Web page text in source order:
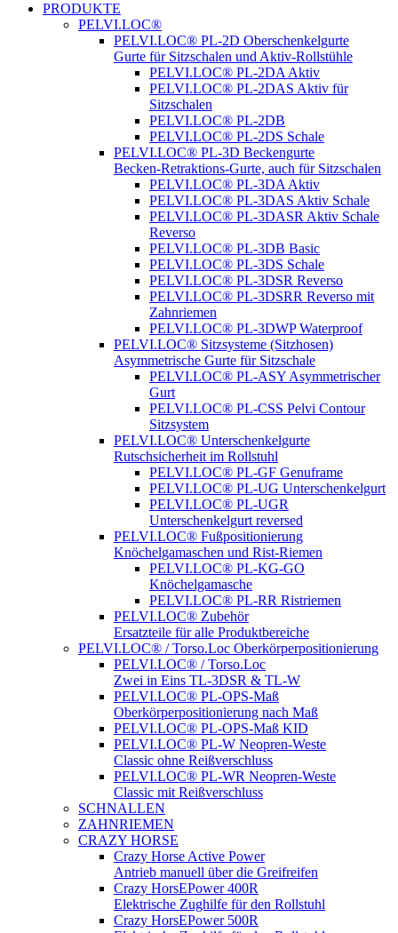
PRODUKTE
PELVI.LOC®
PELVI.LOC® PL-2D Oberschenkelgurte
Gurte für Sitzschalen und Aktiv-Rollstühle
PELVI.LOC® PL-2DA Aktiv
PELVI.LOC® PL-2DAS Aktiv für
Sitzschalen
PELVI.LOC® PL-2DB
PELVI.LOC® PL-2DS Schale
PELVI.LOC® PL-3D Beckengurte
Becken-Retraktions-Gurte, auch für Sitzschalen
PELVI.LOC® PL-3DA Aktiv
PELVI.LOC® PL-3DAS Aktiv Schale
PELVI.LOC® PL-3DASR Aktiv Schale
Reverso
PELVI.LOC® PL-3DB Basic
PELVI.LOC® PL-3DS Schale
PELVI.LOC® PL-3DSR Reverso
PELVI.LOC® PL-3DSRR Reverso mit
Zahnriemen
PELVI.LOC® PL-3DWP Waterproof
PELVI.LOC® Sitzsysteme (Sitzhosen)
Asymmetrische Gurte für Sitzschale
PELVI.LOC® PL-ASY Asymmetrischer
Gurt
PELVI.LOC® PL-CSS Pelvi Contour
Sitzsystem
PELVI.LOC® Unterschenkelgurte
Rutschsicherheit im Rollstuhl
PELVI.LOC® PL-GF Genuframe
PELVI.LOC® PL-UG Unterschenkelgurt
PELVI.LOC® PL-UGR
Unterschenkelgurt reversed
PELVI.LOC® Fußpositionierung
Knöchelgamaschen und Rist-Riemen
PELVI.LOC® PL-KG-GO
Knöchelgamasche
PELVI.LOC® PL-RR Ristriemen
PELVI.LOC® Zubehör
Ersatzteile für alle Produktbereiche
PELVI.LOC® / Torso.Loc Oberkörperpositionierung
PELVI.LOC® / Torso.Loc
Zwei in Eins TL-3DSR & TL-W
PELVI.LOC® PL-OPS-Maß
Oberkörperpositionierung nach Maß
PELVI.LOC® PL-OPS-Maß KID
PELVI.LOC® PL-W Neopren-Weste
Classic ohne Reißverschluss
PELVI.LOC® PL-WR Neopren-Weste
Classic mit Reißverschluss
SCHNALLEN
ZAHNRIEMEN
CRAZY HORSE
Crazy Horse Active Power
Antrieb manuell über die Greifreifen
Crazy HorsEPower 400R
Elektrische Zughilfe für den Rollstuhl
Crazy HorsEPower 500R